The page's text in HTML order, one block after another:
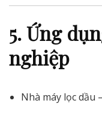
5. Ứng
nghiệp
Nhà máy lọc dầu